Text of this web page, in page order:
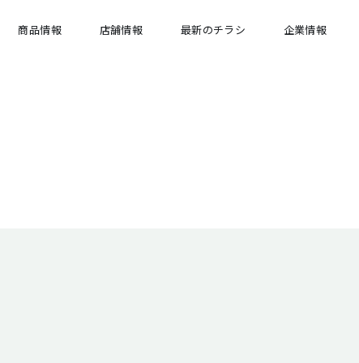
商品情報 店舗情報 最新のチラシ 企業情報